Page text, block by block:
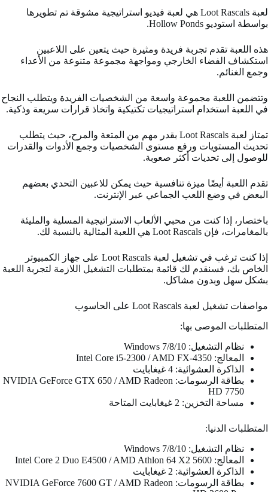
o
k
e
n
e
A
p
s
r
m
d
n
لعبة Loot Rascals هي لعبة فيديو استراتيجية مشوقة تم تطويرها
بواسطة استوديو Hollow Ponds.
هذه اللعبة تقدم تجربة فريدة ومثيرة حيث يتعين على اللاعبين
استكشاف الفضاء الخارجي ومواجهة مجموعة متنوعة من الأعداء
وجمع الغنائم.
وتتضمن اللعبة مجموعة واسعة من الشخصيات الفريدة ويتطلب النجاح
في اللعبة استخدام استراتيجيات تكتيكية واتخاذ قرارات سريعة وذكية.
تمتاز لعبة Loot Rascals بقدر مهم من المتعة والمرح، حيث يتطلب
تحديث المستويات ورفع مستوى الشخصيات وجمع الأدوات والقدرات
للوصول إلى تحديات أكثر صعوبة.
تقدم اللعبة أيضًا ميزة تنافسية حيث يمكن للاعبين التحدي بعضهم
البعض في وضع اللعب الجماعي عبر الإنترنت.
باختصار، إذا كنت من محبي الألعاب الاستراتيجية المسلية والمليئة
بالمغامرات، فإن Loot Rascals هي اللعبة المثالية بالنسبة لك.
إذا كنت ترغب في تشغيل لعبة Loot Rascals على جهاز الكمبيوتر
الخاص بك، فسنقدم لك قائمة بمتطلبات التشغيل اللازمة لتجربة اللعبة
بشكل سهل وبدون مشاكل.
مواصفات تشغيل لعبة Loot Rascals على الحاسوب
المتطلبات الموصى بها:
نظام التشغيل: Windows 7/8/10
المعالج: Intel Core i5-2300 / AMD FX-4350
الذاكرة العشوائية: 4 غيغابايت
بطاقة الرسومات: NVIDIA GeForce GTX 650 / AMD Radeon
HD 7750
مساحة التخزين: 2 غيغابايت المتاحة
المتطلبات الدنيا:
نظام التشغيل: Windows 7/8/10
المعالج: Intel Core 2 Duo E4500 / AMD Athlon 64 X2 5600
الذاكرة العشوائية: 2 غيغابايت
بطاقة الرسومات: NVIDIA GeForce 7600 GT / AMD Radeon